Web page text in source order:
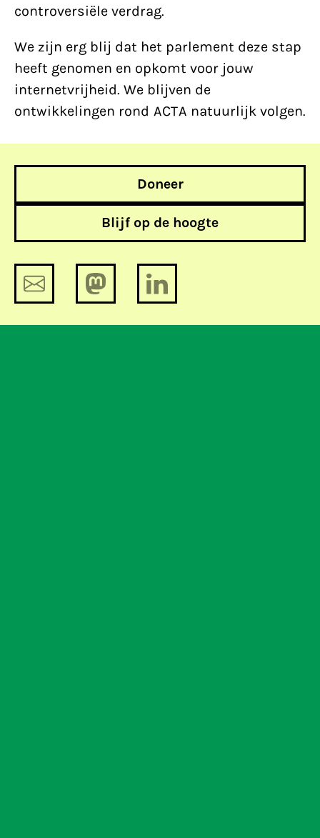
controversiële verdrag.
We zijn erg blij dat het parlement deze stap
heeft genomen en opkomt voor jouw
internetvrijheid. We blijven de
ontwikkelingen rond ACTA natuurlijk volgen.
Doneer
Blijf op de hoogte